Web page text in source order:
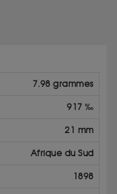
7.98 grammes
917 ‰
21 mm
Afrique du Sud
1898